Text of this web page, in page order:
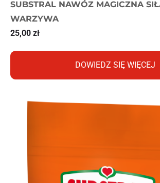
SUBSTRAL NAWÓZ MAGICZNA
WARZYWA
25,00 zł
DOWIEDZ SIĘ WIĘCEJ